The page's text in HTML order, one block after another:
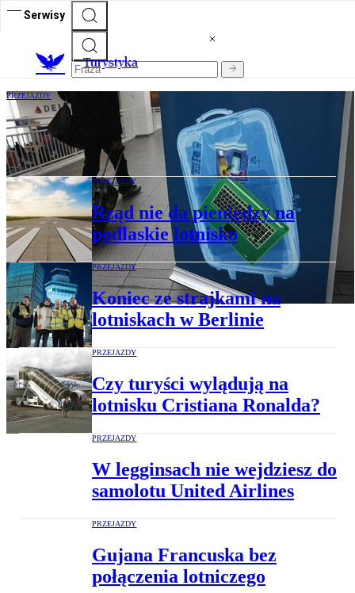
Serwisy
Turystyka
PRZEJAZDY
IATA krytykuje zakaz wnoszenia do
samolotów laptopów
PRZEJAZDY
Rząd nie da pieniędzy na
podlaskie lotnisko
PRZEJAZDY
Koniec ze strajkami na
lotniskach w Berlinie
PRZEJAZDY
Czy turyści wylądują na
lotnisku Cristiana Ronalda?
PRZEJAZDY
W legginsach nie wejdziesz do
samolotu United Airlines
PRZEJAZDY
Gujana Francuska bez
połączenia lotniczego